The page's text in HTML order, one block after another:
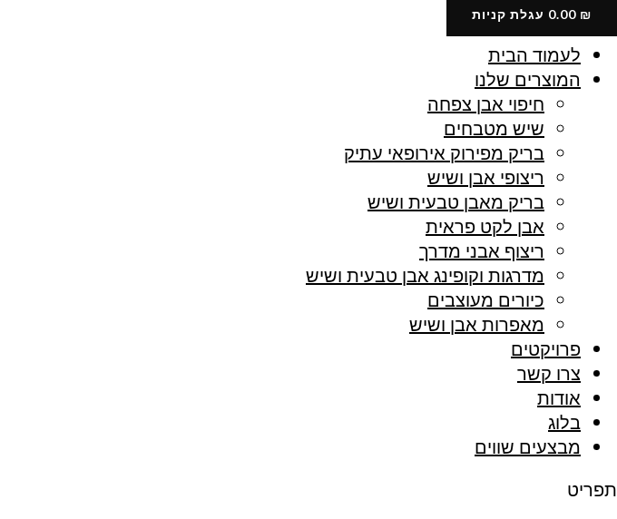
דילוג
לתוכן
0.00 ₪ עגלת קניות
לעמוד הבית
המוצרים שלנו
חיפוי אבן צפחה
שיש מטבחים
בריק מפירוק אירופאי עתיק
ריצופי אבן ושיש
בריק מאבן טבעית ושיש
אבן לקט פראית
ריצוף אבני מדרך
מדרגות וקופינג אבן טבעית ושיש
כיורים מעוצבים
מאפרות אבן ושיש
פרויקטים
צרו קשר
אודות
בלוג
מבצעים שווים
תפריט